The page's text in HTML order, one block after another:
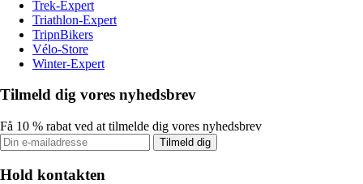
Trek-Expert
Triathlon-Expert
TripnBikers
Vélo-Store
Winter-Expert
Tilmeld dig vores nyhedsbrev
Få 10 % rabat ved at tilmelde dig vores nyhedsbrev
Tilmeld dig
Hold kontakten